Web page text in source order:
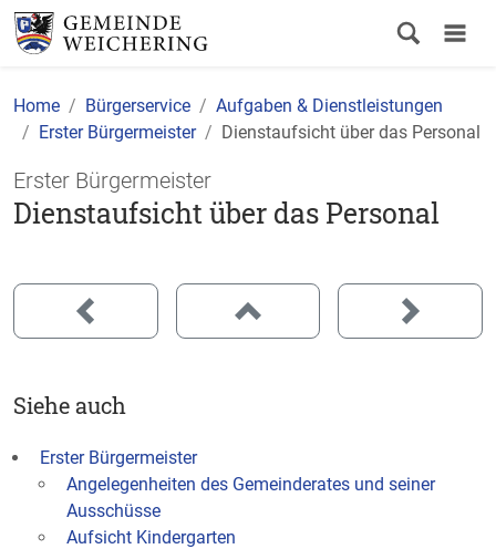
Home Bürgerservice
Aufgaben & Dienstleistungen
Erster Bürgermeister
Dienstaufsicht über das Personal
Erster Bürgermeister
Dienstaufsicht über das Personal
Siehe auch
Erster Bürgermeister
Angelegenheiten des Gemeinderates und seiner
Ausschüsse
Aufsicht Kindergarten